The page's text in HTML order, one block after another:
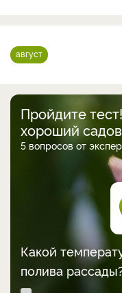
август
Пройдите
хороший
5 вопросов от
Какой
полива